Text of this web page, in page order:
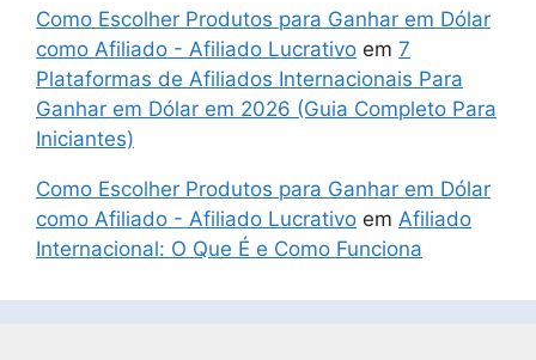
Como Escolher Produtos para Ganhar em Dólar
como Afiliado - Afiliado Lucrativo em 7
Plataformas de Afiliados Internacionais Para
Ganhar em Dólar em 2026 (Guia Completo Para
Iniciantes)
Como Escolher Produtos para Ganhar em Dólar
como Afiliado - Afiliado Lucrativo em Afiliado
Internacional: O Que É e Como Funciona